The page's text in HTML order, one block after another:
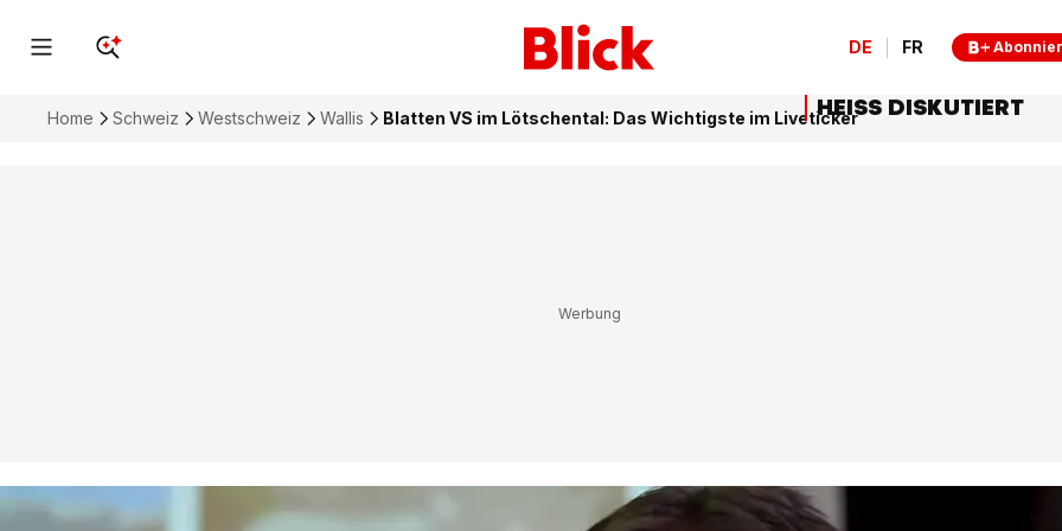
DE FR
Home Schweiz Westschweiz Wallis Blatten VS im Lötschental: Das Wichtigste im LivetickerHEISS DISKUTIERT